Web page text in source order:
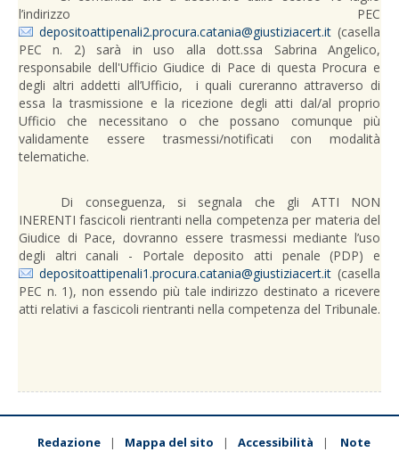
l’indirizzo PEC
depositoattipenali2.procura.catania@giustiziacert.it (casella
PEC n. 2) sarà in uso alla dott.ssa Sabrina Angelico,
responsabile dell'Ufficio Giudice di Pace di questa Procura e
degli altri addetti all’Ufficio,
i quali cureranno attraverso di
essa la trasmissione e la ricezione degli atti dal/al proprio
Ufficio che necessitano o che possano comunque più
validamente essere trasmessi/notificati con modalità
telematiche.
Di conseguenza, si segnala che gli ATTI NON
INERENTI fascicoli rientranti nella competenza per materia del
Giudice di Pace, dovranno essere trasmessi mediante l’uso
degli altri canali - Portale deposito atti penale (PDP) e
depositoattipenali1.procura.catania@giustiziacert.it (casella
PEC n. 1), non essendo più tale indirizzo destinato a ricevere
atti relativi a fascicoli rientranti nella competenza del Tribunale.
Redazione | Mappa del sito | Accessibilità |
Note